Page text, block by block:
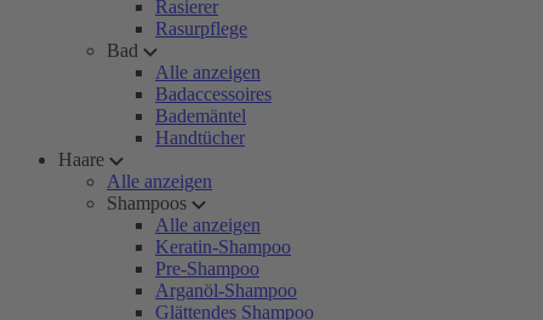
Rasierer
Rasurpflege
Bad
Alle anzeigen
Badaccessoires
Bademäntel
Handtücher
Haare
Alle anzeigen
Shampoos
Alle anzeigen
Keratin-Shampoo
Pre-Shampoo
Arganöl-Shampoo
Glättendes Shampoo